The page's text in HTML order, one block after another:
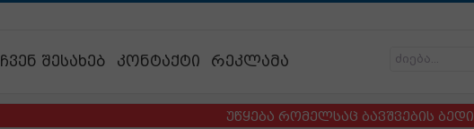
ჩვენ შესახებ კონტაქტი რეკლამა
უწყება რომელსაც ბავშვების ბედი